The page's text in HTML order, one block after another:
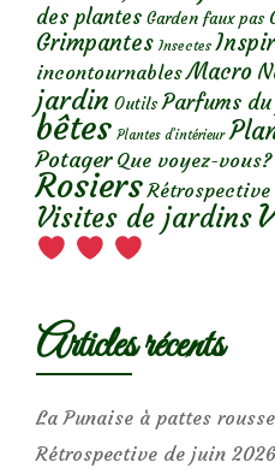
des plantes Garden faux pas
Grimpantes Insectes
incontournables Macro
jardin Outils Parfums
bêtes Plantes d’intérieur
Potager Que voyez-vous?
Rosiers Rétrospective
Visites de jardins
Articles récents
La Punaise à pattes
Rétrospective de juin